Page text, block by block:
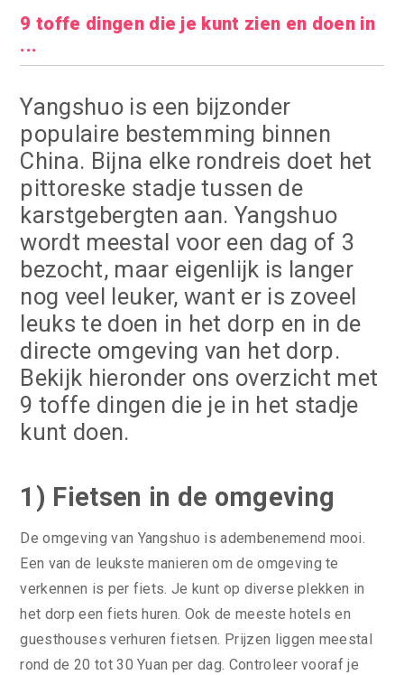
9 toffe dingen die je kunt zien en doen in
...
Yangshuo is een bijzonder
populaire bestemming binnen
China. Bijna elke rondreis doet het
pittoreske stadje tussen de
karstgebergten aan. Yangshuo
wordt meestal voor een dag of 3
bezocht, maar eigenlijk is langer
nog veel leuker, want er is zoveel
leuks te doen in het dorp en in de
directe omgeving van het dorp.
Bekijk hieronder ons overzicht met
9 toffe dingen die je in het stadje
kunt doen.
1) Fietsen in de omgeving
De omgeving van Yangshuo is adembenemend mooi.
Een van de leukste manieren om de omgeving te
verkennen is per fiets. Je kunt op diverse plekken in
het dorp een fiets huren. Ook de meeste hotels en
guesthouses verhuren fietsen. Prijzen liggen meestal
rond de 20 tot 30 Yuan per dag. Controleer vooraf je